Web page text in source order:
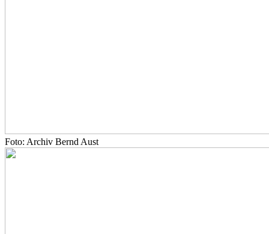
Foto: Archiv Bernd Aust